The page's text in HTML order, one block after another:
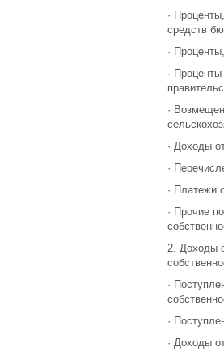
·
средств
·
·
·
· Доходы
·
· Платежи
· Прочие
2. Доходы
·
·
· Доходы